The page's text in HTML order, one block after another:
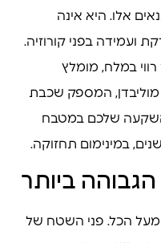
בתנאים אלו. היא אינה
ועמידה בפני קורוזיה.
רווי במלח, מומלץ
316 המכילה מוליבדן, המספק שכבת
שלכם במטבח
במינימום תחזוקה.
הגבוהה ביותר
מעל הכל. פני השטח של